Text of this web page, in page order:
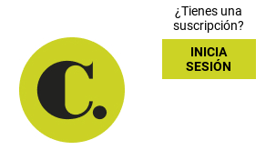
¿Tienes una
suscripción?
INICIA
SESIÓN